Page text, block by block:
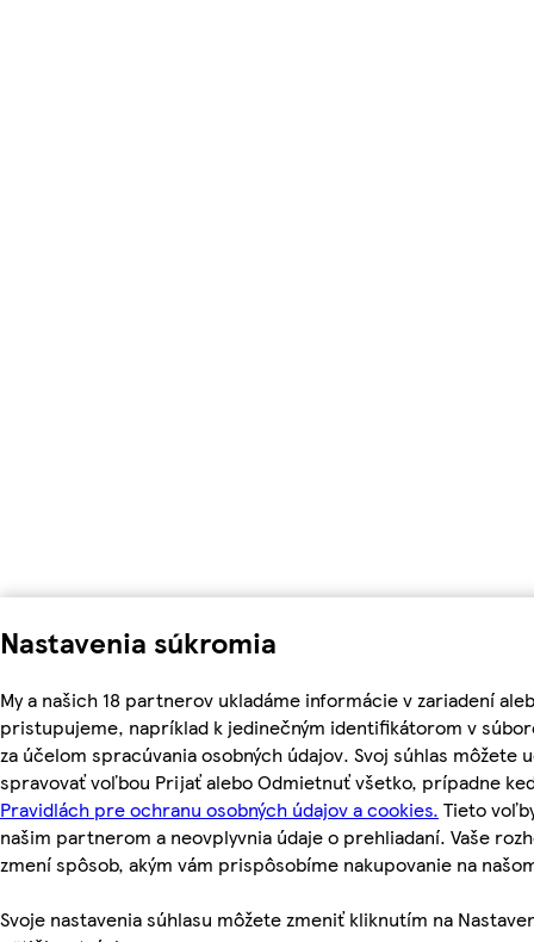
Nastavenia súkromia
My a našich 18 partnerov ukladáme informácie v zariadení
pristupujeme, napríklad k jedinečným identifikátorom v
za účelom spracúvania osobných údajov. Svoj súhlas môžete
spravovať voľbou Prijať alebo Odmietnuť všetko, prípadne
Pravidlách pre ochranu osobných údajov a cookies. Tieto
našim partnerom a neovplyvnia údaje o prehliadaní. Vaše
zmení spôsob, akým vám prispôsobíme nakupovanie na
Svoje nastavenia súhlasu môžete zmeniť kliknutím na